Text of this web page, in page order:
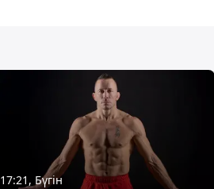
17:21, Бүгін